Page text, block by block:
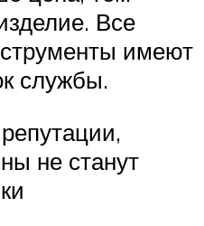
Все
имеют
службы.
не станут